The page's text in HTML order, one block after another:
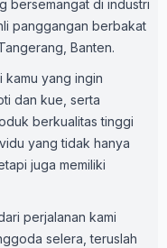
bersemangat di industri
panggangan berbakat
Banten.
kamu yang ingin
dan kue, serta
berkualitas tinggi
yang tidak hanya
juga memiliki
perjalanan kami
selera, teruslah